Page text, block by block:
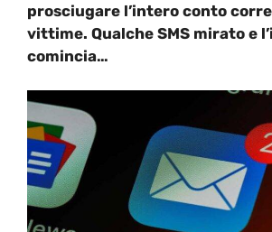
prosciugare l’intero conto
vittime. Qualche SMS mirato e
comincia…